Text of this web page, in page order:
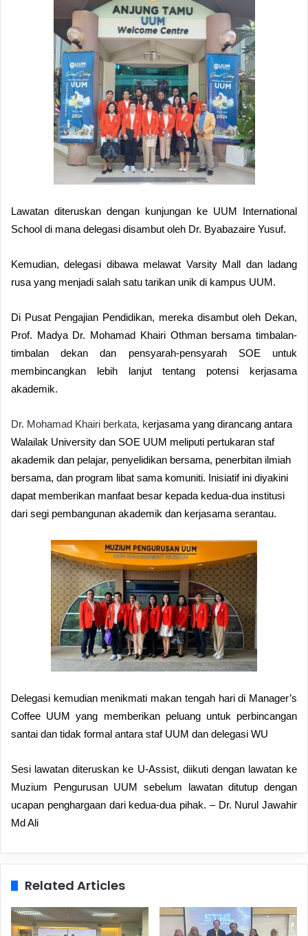
Lawatan diteruskan dengan kunjungan ke UUM International
School di mana delegasi disambut oleh Dr. Byabazaire Yusuf.
Kemudian, delegasi dibawa melawat Varsity Mall dan ladang
rusa yang menjadi salah satu tarikan unik di kampus UUM.
Di Pusat Pengajian Pendidikan, mereka disambut oleh Dekan,
Prof. Madya Dr. Mohamad Khairi Othman bersama timbalan-
timbalan dekan dan pensyarah-pensyarah SOE untuk
membincangkan lebih lanjut tentang potensi kerjasama
akademik.
Dr. Mohamad Khairi berkata, kerjasama yang dirancang antara
Walailak University dan SOE UUM meliputi pertukaran staf
akademik dan pelajar, penyelidikan bersama, penerbitan ilmiah
bersama, dan program libat sama komuniti. Inisiatif ini diyakini
dapat memberikan manfaat besar kepada kedua-dua institusi
dari segi pembangunan akademik dan kerjasama serantau.
Delegasi kemudian menikmati makan tengah hari di Manager’s
Coffee UUM yang memberikan peluang untuk perbincangan
santai dan tidak formal antara staf UUM dan delegasi WU
Sesi lawatan diteruskan ke U-Assist, diikuti dengan lawatan ke
Muzium Pengurusan UUM sebelum lawatan ditutup dengan
ucapan penghargaan dari kedua-dua pihak. – Dr. Nurul Jawahir
Md Ali
Related Articles